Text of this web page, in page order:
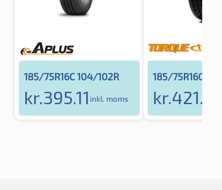
185/75R16C 104/102R
kr.395.11 inkl. moms
185/75R16C
kr.